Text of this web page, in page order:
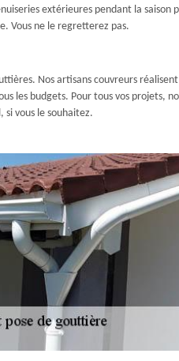
extérieures pendant la saison
Vous ne le regretterez pas.
Nos artisans couvreurs
les budgets. Pour tous vos projets,
si vous le souhaitez.